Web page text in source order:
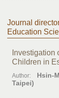
Journal
Education
Investigation
Children in
Author:
Hsin-
Taipei)